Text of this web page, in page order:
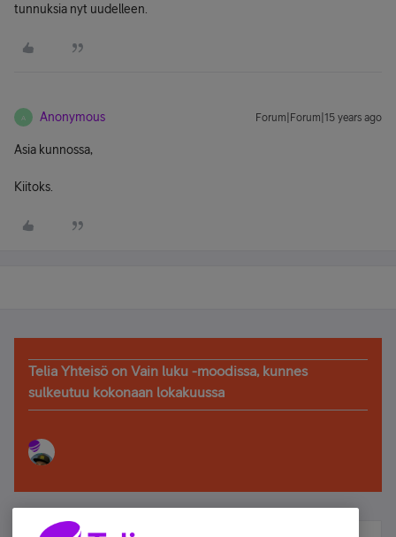
tunnuksia nyt uudelleen.
A Anonymous Forum|Forum|15 years ago
Asia kunnossa,
Kiitoks.
Telia Yhteisö on Vain luku -moodissa, kunnes
sulkeutuu kokonaan lokakuussa